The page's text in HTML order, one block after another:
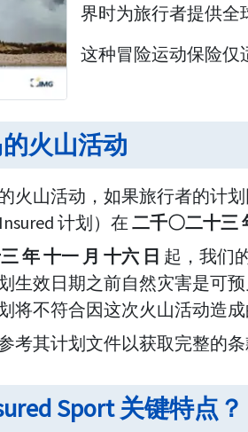
界时为旅行者提供全
这种冒险运动保险仅
火山活动
火山活动，如果旅行者的计
计划）在 二千〇二十三
年 十一 月 十六 日 起，我们
生效日期之前自然灾害是可
将不符合因这次火山活动造成
考其计划文件以获取完整的
Sport 关键特点？